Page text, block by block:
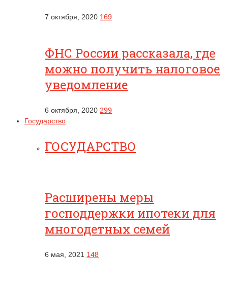
7 октября, 2020 169
ФНС России рассказала, где
можно получить налоговое
уведомление
6 октября, 2020 299
Государство
ГОСУДАРСТВО
Расширены меры
господдержки ипотеки для
многодетных семей
6 мая, 2021 148